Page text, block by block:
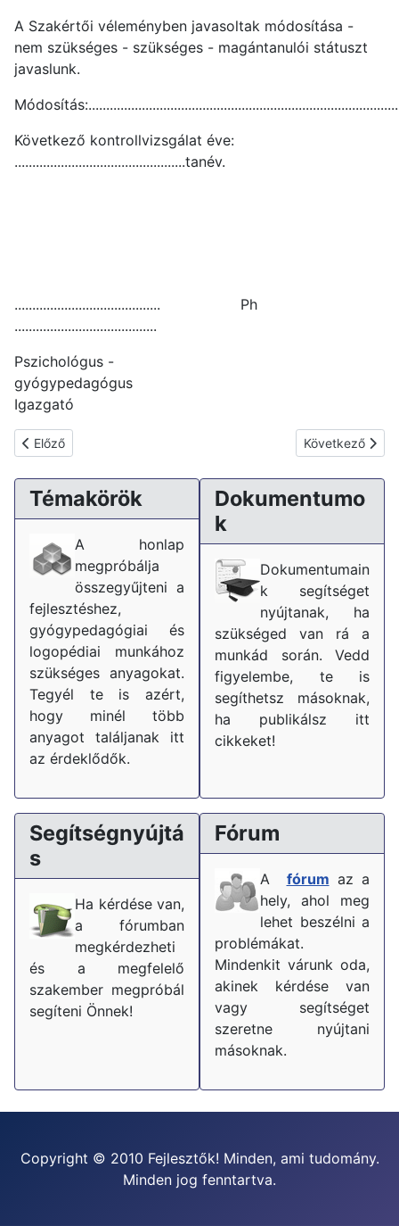
A Szakértői véleményben javasoltak módosítása -
nem szükséges - szükséges - magántanulói státuszt
javaslunk.
Következő kontrollvizsgálat éve:
................................................tanév.
......................................... Ph
........................................
Pszichológus -
gyógypedagógus
Igazgató
Előző cikk: A fejlődéses diszlexia
Előző Következő
Következő
Témakörök
A honlap
megpróbálja
összegyűjteni a
fejlesztéshez,
gyógypedagógiai és
logopédiai munkához
szükséges anyagokat.
Tegyél te is azért,
hogy minél több
anyagot találjanak itt
az érdeklődők.
Dokumentumo
k
Dokumentumain
k segítséget
nyújtanak, ha
szükséged van rá a
munkád során. Vedd
figyelembe, te is
segíthetsz másoknak,
ha publikálsz itt
cikkeket!
Segítségnyújtá
s
Ha kérdése van,
a fórumban
megkérdezheti
és a megfelelő
szakember megpróbál
segíteni Önnek!
Fórum
A fórum az a
hely, ahol meg
lehet beszélni a
problémákat.
Mindenkit várunk oda,
akinek kérdése van
vagy segítséget
szeretne nyújtani
másoknak.
Copyright © 2010 Fejlesztők! Minden, ami tudomány.
Minden jog fenntartva.